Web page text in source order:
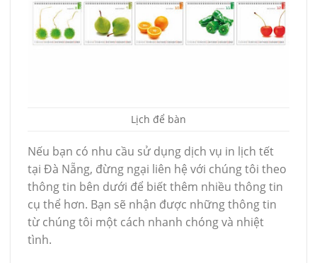
Lịch để bàn
Nếu bạn có nhu cầu sử dụng dịch vụ in lịch tết
tại Đà Nẵng, đừng ngại liên hệ với chúng tôi theo
thông tin bên dưới để biết thêm nhiều thông tin
cụ thể hơn. Bạn sẽ nhận được những thông tin
từ chúng tôi một cách nhanh chóng và nhiệt
tình.